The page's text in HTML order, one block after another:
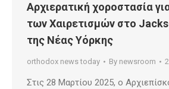
Αρχιερατική χοροστασία
των Χαιρετισμών στο
της Νέας Υόρκης
orthodox news today By newsroom
Στις 28 Μαρτίου 2025, ο